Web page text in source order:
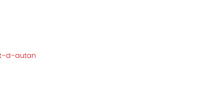
d-autan